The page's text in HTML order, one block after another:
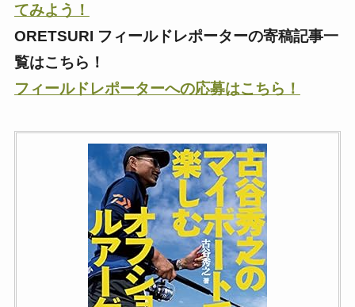
てみよう！
ORETSURI フィールドレポーターの寄稿記事一
覧はこちら！
フィールドレポーターへの応募はこちら！